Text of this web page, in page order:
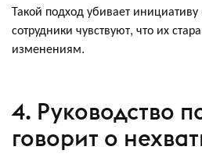
Такой подход убивает
сотрудники чувствуют, что их
изменениям.
4. Руководство
говорит о